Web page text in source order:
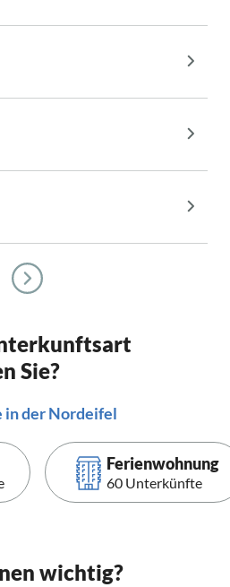
Sie?
der Nordeifel
Ferienwohnung
60 Unterkünfte
wichtig?